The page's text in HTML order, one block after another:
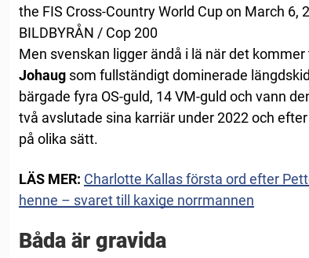
the FIS Cross-Country World Cup on March 6,
BILDBYRÅN / Cop 200
Men svenskan ligger ändå i lä när det
Johaug som fullständigt dominerade
bärgade fyra OS-guld, 14 VM-guld och vann
två avslutade sina karriär under 2022 och
på olika sätt.
LÄS MER: Charlotte Kallas första ord efter
henne – svaret till kaxige norrmannen
Båda är gravida